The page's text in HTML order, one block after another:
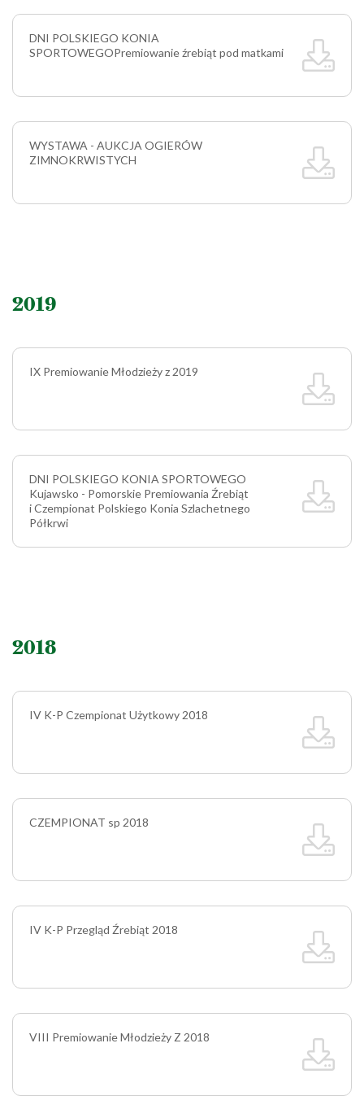
DNI POLSKIEGO KONIA
SPORTOWEGOPremiowanie źrebiąt pod matkami
WYSTAWA - AUKCJA OGIERÓW
ZIMNOKRWISTYCH
2019
IX Premiowanie Młodzieży z 2019
DNI POLSKIEGO KONIA SPORTOWEGO
Kujawsko - Pomorskie Premiowania Źrebiąt
i Czempionat Polskiego Konia Szlachetnego
Półkrwi
2018
IV K-P Czempionat Użytkowy 2018
CZEMPIONAT sp 2018
IV K-P Przegląd Źrebiąt 2018
VIII Premiowanie Młodzieży Z 2018